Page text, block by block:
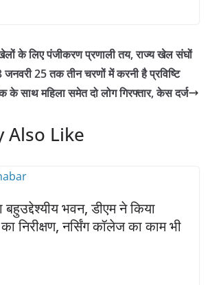
के लिए पंजीकरण प्रणाली तय, राज्य खेल संघों
25 तक तीन चरणों में करनी है प्रविष्टि
के साथ महिला समेत दो लोग गिरफ्तार, केस दर्ज
Also Like
बहुउद्देश्यीय भवन, डीएम ने किया
निरीक्षण, नर्सिंग कॉलेज का काम भी